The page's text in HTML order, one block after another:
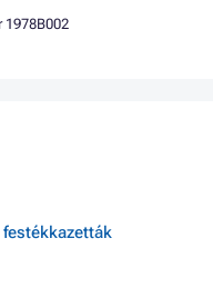
1978B002